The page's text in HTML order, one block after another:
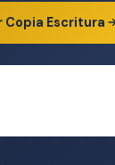
Copia Escritura